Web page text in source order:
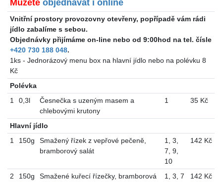
Můžete objednávat i online
Vnitřní prostory provozovny otevřeny, popřípadě vám rádi
jídlo zabalíme s sebou.
Objednávky přijímáme on-line nebo od 9:00hod na tel. čísle
+420 730 188 048.
1ks - Jednorázový menu box na hlavní jídlo nebo na polévku 8
Kč
Polévka
1
0,3l
Česnečka s uzeným masem a
chlebovými krutony
1 35 Kč
Hlavní jídlo
1
150g
Smažený řízek z vepřové pečeně,
bramborový salát
1, 3,
7, 9,
10
142 Kč
2 150g
Smažené kuřecí řízečky, bramborová
1, 3, 7 142 Kč